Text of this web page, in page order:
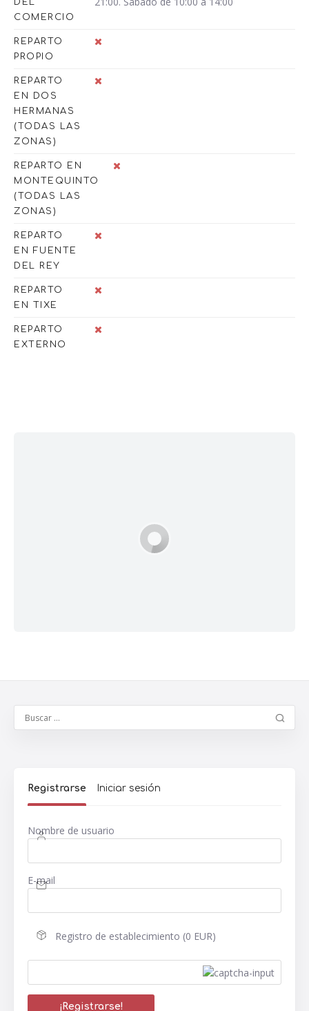
COMERCIO
REPARTO
PROPIO
REPARTO
EN DOS
HERMANAS
(TODAS LAS
ZONAS)
REPARTO EN
MONTEQUINTO
(TODAS LAS
ZONAS)
REPARTO
EN FUENTE
DEL REY
REPARTO
EN TIXE
REPARTO
EXTERNO
Registrarse Iniciar sesión
Nombre de usuario
E-mail
Registro de establecimiento (0 EUR)